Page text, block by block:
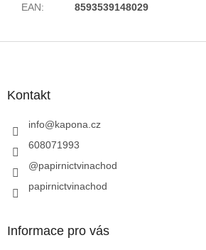
EAN: 8593539148029
Kontakt
info@kapona.cz
608071993
@papirnictvinachod
papirnictvinachod
Informace pro vás